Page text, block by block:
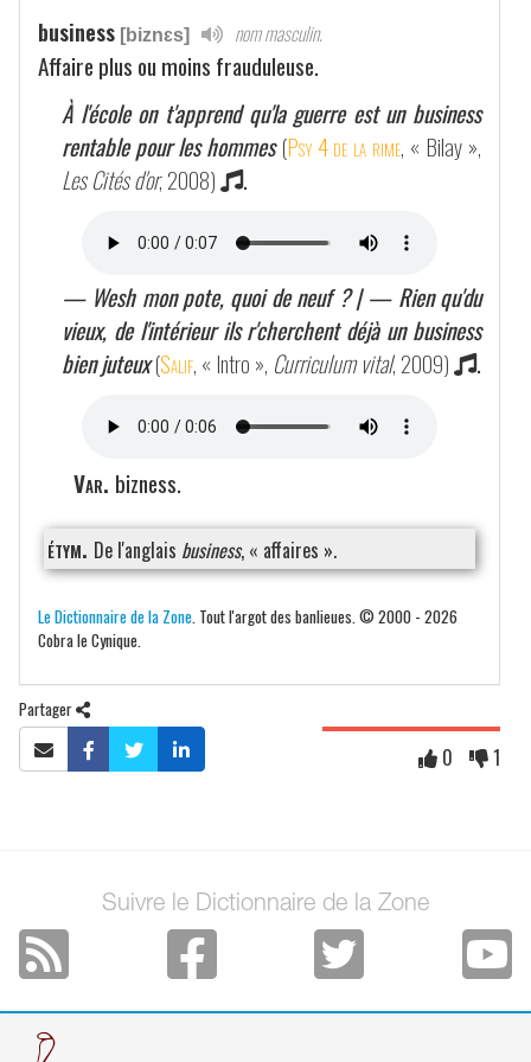
business [biznɛs] nom masculin.
Affaire plus ou moins frauduleuse.
À l'école on t'apprend qu'la guerre est un business
rentable pour les hommes (Psy 4 de la rime, « Bilay »,
Les Cités d'or, 2008) .
— Wesh mon pote, quoi de neuf ? | — Rien qu'du
vieux, de l'intérieur ils r'cherchent déjà un business
bien juteux (Salif, « Intro », Curriculum vital, 2009) .
Var. bizness.
étym. De l'anglais business, « affaires ».
Le Dictionnaire de la Zone . Tout l'argot des banlieues. © 2000 - 2026
Cobra le Cynique.
Partager
0 1
Suivre le Dictionnaire de la Zone